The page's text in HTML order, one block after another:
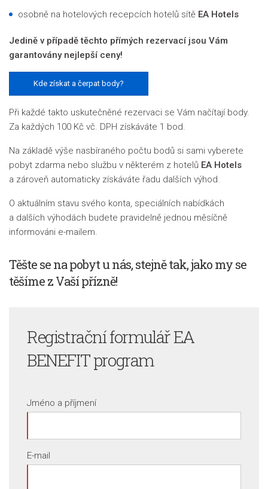
osobně na hotelových recepcích hotelů sítě EA Hotels
Jedině v případě těchto přímých rezervací jsou Vám
garantovány nejlepší ceny!
Kde získat a čerpat body?
Při každé takto uskutečněné rezervaci se Vám načítají body.
Za každých 100 Kč vč. DPH získáváte 1 bod.
Na základě výše nasbíraného počtu bodů si sami vyberete
pobyt zdarma nebo službu v některém z hotelů EA Hotels
a zároveň automaticky získáváte řadu dalších výhod.
O aktuálním stavu svého konta, speciálních nabídkách
a dalších výhodách budete pravidelně jednou měsíčně
informováni e-mailem.
Těšte se na pobyt u nás, stejně tak, jako my se
těšíme z Vaší přízně!
Registrační formulářEA
BENEFIT program
Jméno a příjmení
E-mail